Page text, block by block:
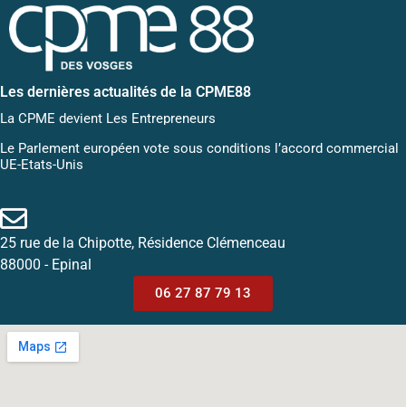
Les dernières actualités de la CPME88
La CPME devient Les Entrepreneurs
Le Parlement européen vote sous conditions l’accord commercial
UE-Etats-Unis
25 rue de la Chipotte, Résidence Clémenceau
88000 - Epinal
06 27 87 79 13